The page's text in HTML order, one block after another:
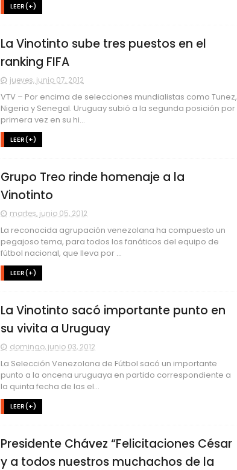
LEER(+)
La Vinotinto sube tres puestos en el
ranking FIFA
jueves, junio 07, 2012
VTV – Por encima de selecciones mundialistas como Tunez,
Nigeria y Senegal. Uruguay subió a la segunda posición por
primera vez en su hi...
LEER(+)
Grupo Treo rinde homenaje a la
Vinotinto
martes, junio 05, 2012
La reconocida agrupación venezolana ha compuesto un
pegajoso tema, para todos los fanáticos del equipo de
fútbol nacional, que lleva por ...
LEER(+)
La Vinotinto sacó importante punto en
su vivita a Uruguay
domingo, junio 03, 2012
La Selección Venezolana de Fútbol sacó un importante
punto a la oncena uruguaya en partido correspondiente a
la quinta fecha de las el...
LEER(+)
Presidente Chávez “Felicitaciones César
y a todos nuestros muchachos de la